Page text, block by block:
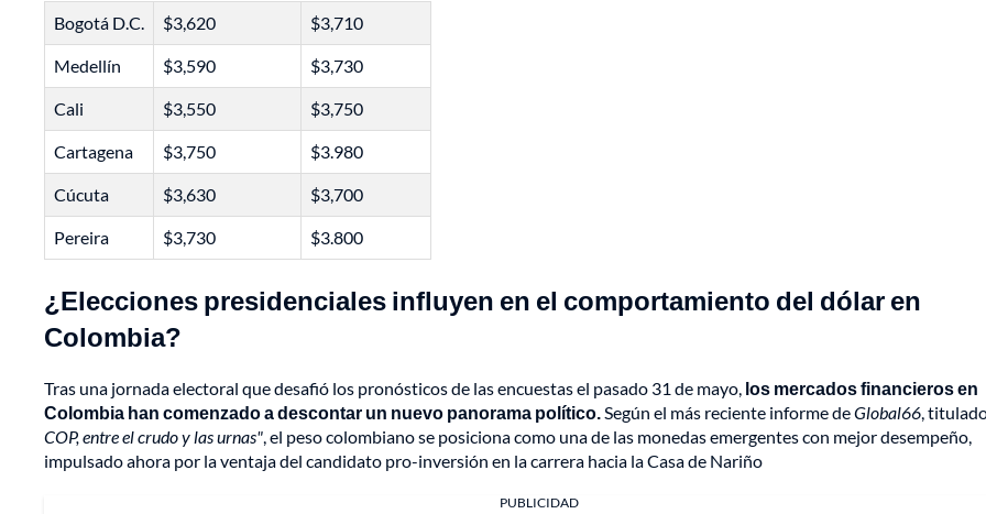
Bogotá D.C.
$3,620 $3,710
Medellín $3,590 $3,730
Cali $3,550 $3,750
Cartagena $3,750 $3.980
Cúcuta $3,630 $3,700
Pereira $3,730 $3.800
¿Elecciones presidenciales influyen en el comportamiento del dólar en
Colombia?
Tras una jornada electoral que desafió los pronósticos de las encuestas el pasado 31 de mayo, los mercados financieros en
Colombia han comenzado a descontar un nuevo panorama político.Según el más reciente informe deGlobal66,
COP, entre el crudo y las urnas", el peso colombiano se posiciona como una de las monedas emergentes con mejor desempeño,
impulsado ahora por la ventaja del candidato pro-inversión en la carrera hacia la Casa de Nariño
PUBLICIDAD